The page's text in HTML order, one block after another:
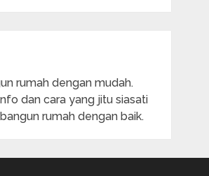
rumah dengan mudah.
dan cara yang jitu siasati
rumah dengan baik.